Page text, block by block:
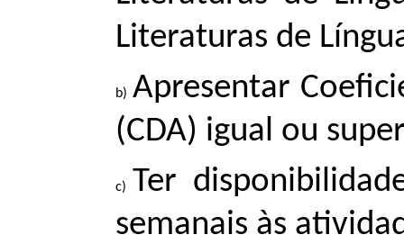
Literaturas de
Apresentar
(CDA) igual ou
Ter
semanais às